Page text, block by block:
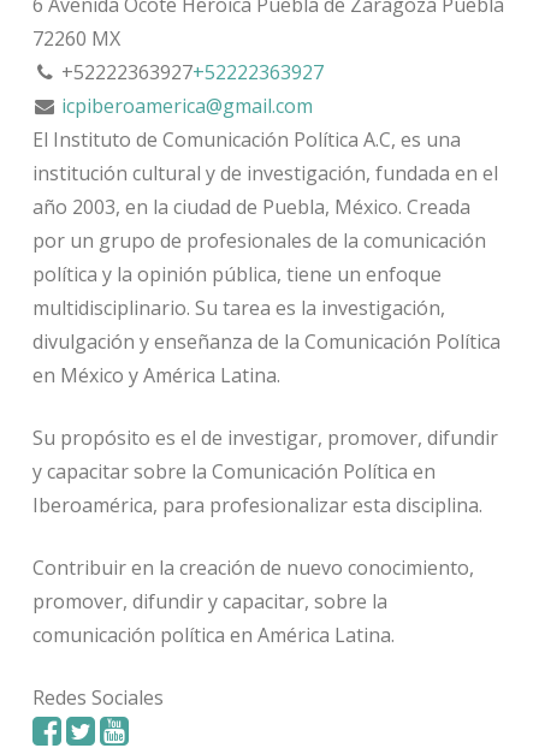
72260 MX
+52222363927+52222363927
icpiberoamerica@gmail.com
El Instituto de Comunicación Política A.C, es una
institución cultural y de investigación, fundada en el
año 2003, en la ciudad de Puebla, México. Creada
por un grupo de profesionales de la comunicación
política y la opinión pública, tiene un enfoque
multidisciplinario. Su tarea es la investigación,
divulgación y enseñanza de la Comunicación Política
en México y América Latina.
Su propósito es el de investigar, promover, difundir
y capacitar sobre la Comunicación Política en
Iberoamérica, para profesionalizar esta disciplina.
Contribuir en la creación de nuevo conocimiento,
promover, difundir y capacitar, sobre la
comunicación política en América Latina.
Redes Sociales